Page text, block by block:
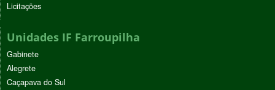
Licitações
Unidades IF Farroupilha
Gabinete
Alegrete
Caçapava do Sul